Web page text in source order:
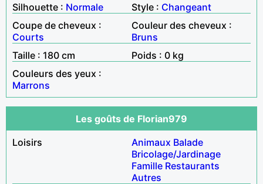
Silhouette : Normale Style : Changeant
Coupe de cheveux :
Courts
Couleur des cheveux :
Bruns
Taille : 180 cm
Poids : 0 kg
Couleurs des yeux :
Marrons
Les goûts de Florian979
Loisirs
Animaux Balade
Bricolage/Jardinage
Famille Restaurants
Autres